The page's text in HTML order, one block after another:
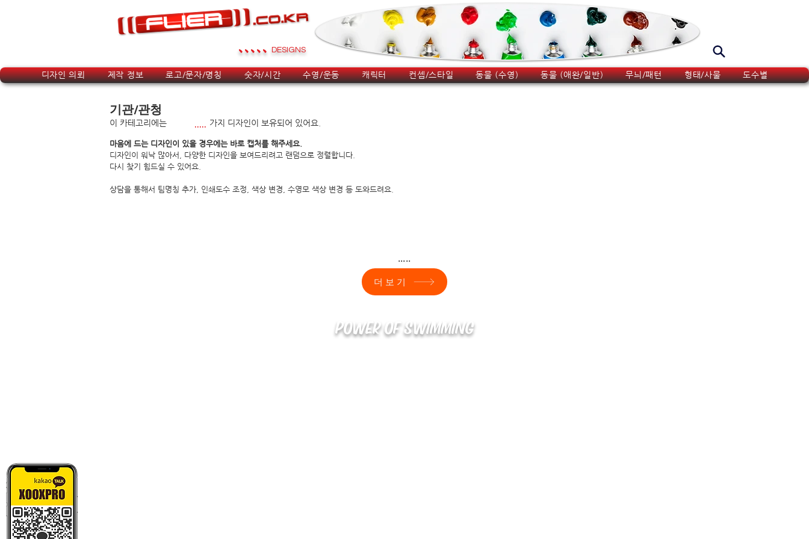
..... DESIGNS
디자인 의뢰 제작 정보 로고/문자/명칭 숫자/시간 수영/운동 캐릭터 컨셉/스타일 동물 (수영) 동물 (애완/일반) 무늬/패턴 형태/사물 도수별
기관/관청
이 카테고리에는 ..... ​가지 디자인이 보유되어 있어요.
마음에 드는 디자인이 있을 경우에는 바로 캡처를 해주세요.
디자인이 워낙 많아서, 다양한 디자인을 보여드리려고 랜덤으로 정렬합니다.
​다시 찾기 힘드실 수 있어요.
상담을 통해서 팀명칭 추가, 인쇄도수 조정, 색상 변경, 수영모 색상 변경 등 도와드려요.
.....
더보기
POWER OF SWIMMING